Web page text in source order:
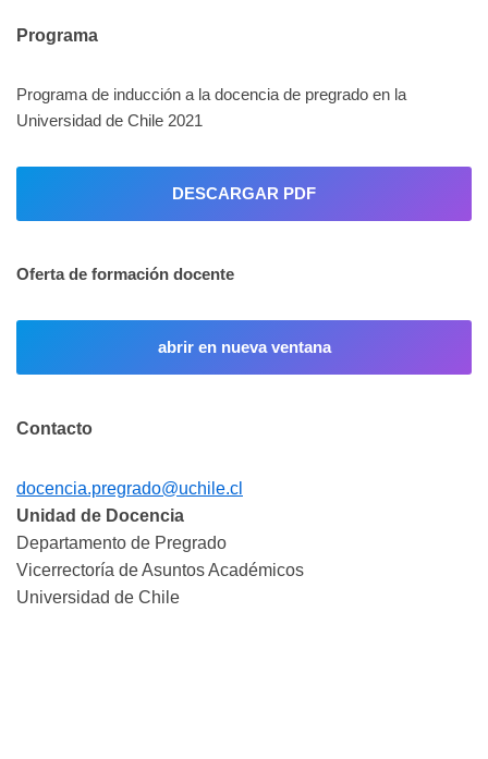
Programa
Programa de inducción a la docencia de pregrado en la
Universidad de Chile 2021
DESCARGAR PDF
Oferta de formación docente
abrir en nueva ventana
Contacto
docencia.pregrado@uchile.cl
Unidad de Docencia
Departamento de Pregrado
Vicerrectoría de Asuntos Académicos
Universidad de Chile